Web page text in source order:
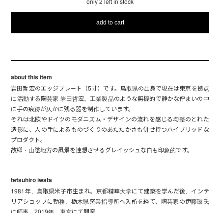
add to cart
about this item
岩田哲宏のエッジプレート（5寸）です。鳥取県の出身で現在は東京を拠点
に活動する陶芸家 岩田哲宏。工業製品のような無機的で静かな佇まいの中
に手の痕跡が仄かに残る器を制作しています。
それは北欧やドイツのモダニズム・デザインの流れを感じる均整のとれた
造形に、人の手によるものづくりのあたたかさも併せ持つハイブリッドな
プロダクト。
故郷・山陰地方の風景を連想させるグレイッシュな白も印象的です。
tetsuhiro iwata
1981年、鳥取県米子市生まれ。京都精華大学にて建築を学んだ後、インテ
リアショップに勤務、栃木県窯業指導所へ入所を経て、陶芸家の伊藤環氏